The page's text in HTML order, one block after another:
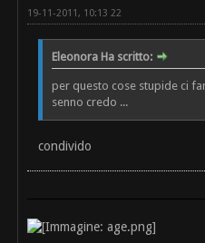
19-11-2011, 10:13 22
Eleonora Ha scritto:
per questo cose stupide ci
senno credo ...
condivido